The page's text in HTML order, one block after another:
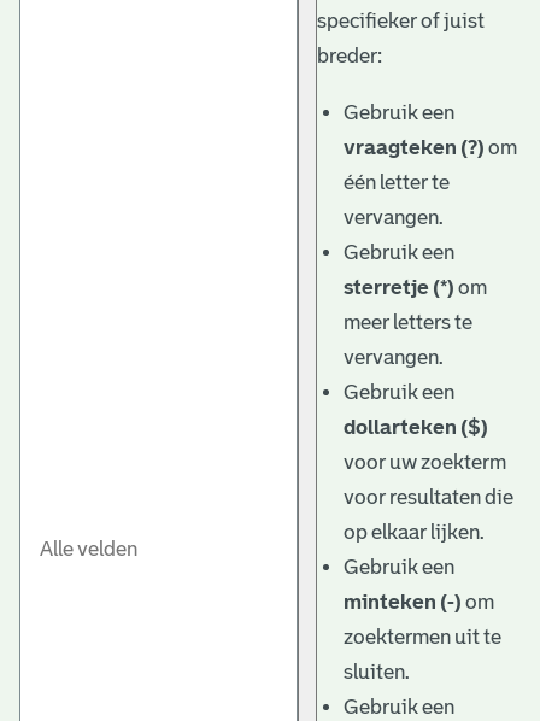
specifieker of juist
breder:
Gebruik een
vraagteken (?) om
één letter te
vervangen.
Gebruik een
sterretje (*) om
meer letters te
vervangen.
Gebruik een
dollarteken ($)
voor uw zoekterm
voor resultaten die
op elkaar lijken.
Gebruik een
minteken (-) om
zoektermen uit te
sluiten.
Gebruik een